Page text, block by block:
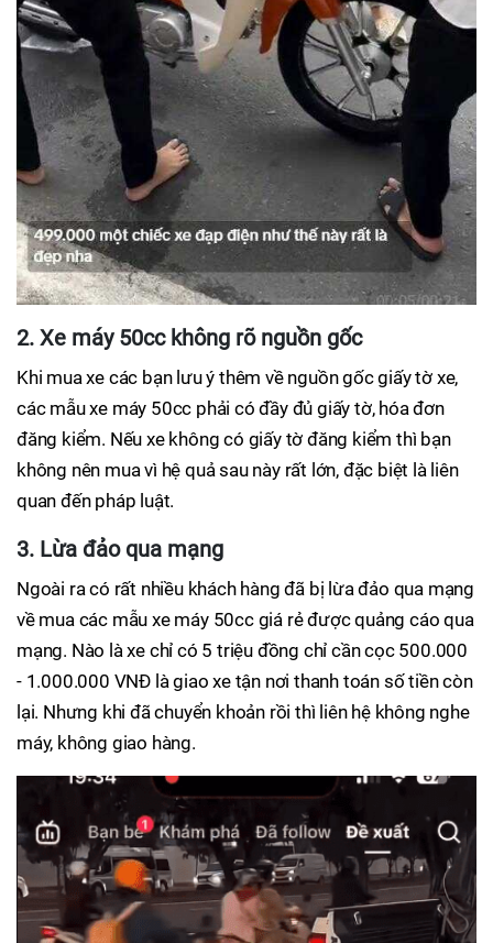
2. Xe máy 50cc không rõ nguồn gốc
Khi mua xe các bạn lưu ý thêm về nguồn gốc giấy tờ xe,
các mẫu xe máy 50cc phải có đầy đủ giấy tờ, hóa đơn
đăng kiểm. Nếu xe không có giấy tờ đăng kiểm thì bạn
không nên mua vì hệ quả sau này rất lớn, đặc biệt là liên
quan đến pháp luật.
3. Lừa đảo qua mạng
Ngoài ra có rất nhiều khách hàng đã bị lừa đảo qua mạng
về mua các mẫu xe máy 50cc giá rẻ được quảng cáo qua
mạng. Nào là xe chỉ có 5 triệu đồng chỉ cần cọc 500.000
- 1.000.000 VNĐ là giao xe tận nơi thanh toán số tiền còn
lại. Nhưng khi đã chuyển khoản rồi thì liên hệ không nghe
máy, không giao hàng.